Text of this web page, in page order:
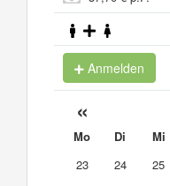
Anmelden
«
Mo Di Mi
23
24 25